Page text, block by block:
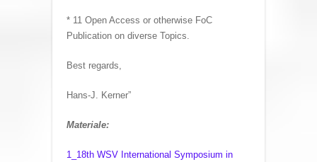
* 11 Open Access or otherwise FoC
Publication on diverse Topics.
Best regards,
Hans-J. Kerner”
Materiale:
1_18th WSV International Symposium in